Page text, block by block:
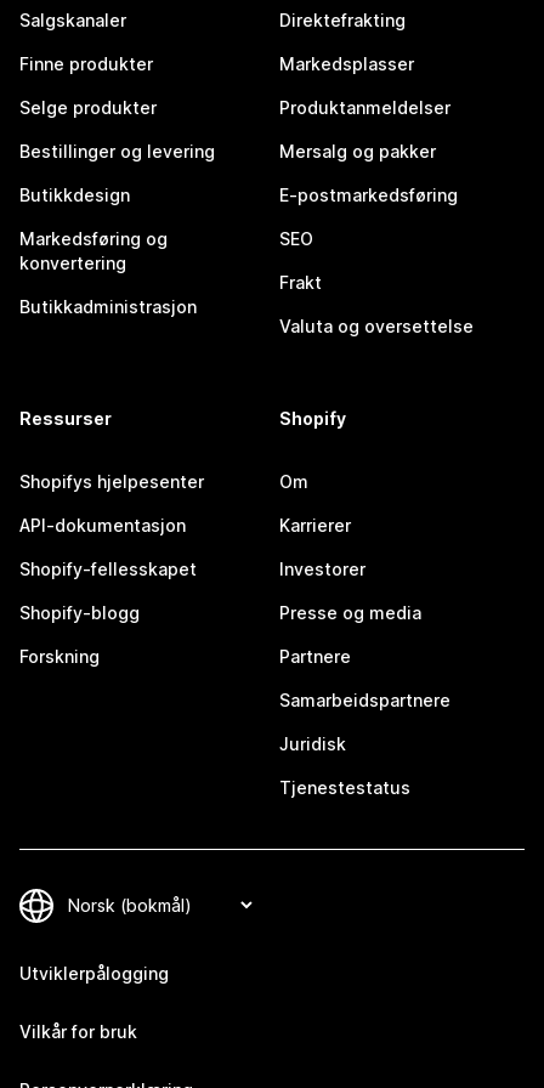
Salgskanaler
Finne produkter
Selge produkter
Bestillinger og levering
Butikkdesign
Markedsføring og
konvertering
Butikkadministrasjon
Direktefrakting
Markedsplasser
Produktanmeldelser
Mersalg og pakker
E-postmarkedsføring
SEO
Frakt
Valuta og oversettelse
Ressurser
Shopifys hjelpesenter
API-dokumentasjon
Shopify-fellesskapet
Shopify-blogg
Forskning
Shopify
Om
Karrierer
Investorer
Presse og media
Partnere
Samarbeidspartnere
Juridisk
Tjenestestatus
Utviklerpålogging
Vilkår for bruk